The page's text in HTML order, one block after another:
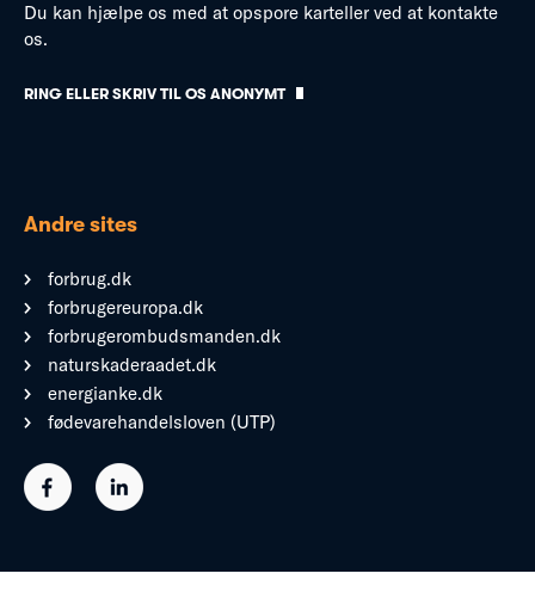
Du kan hjælpe os med at opspore karteller ved at kontakte
os.
RING ELLER SKRIV TIL OS ANONYMT
Andre sites
forbrug.dk
forbrugereuropa.dk
forbrugerombudsmanden.dk
naturskaderaadet.dk
energianke.dk
fødevarehandelsloven (UTP)